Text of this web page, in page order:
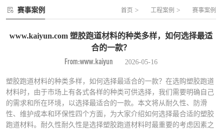
赛事案例 首页 > 工程案例 > 赛事案例
www.kaiyun.com 塑胶跑道材料的种类多样，如何选择最适
合的一款？
From:www.kaiyun 2026-05-16
塑胶跑道材料的种类多样，如何选择最适合的一款？在选购塑胶跑道
材料时，由于市场上有各式各样的种类可供选择，我们需要明确自己
的需求和所在环境，以选择最适合的一款。本文将从耐久性、防滑
性、维护成本和环保性四个方面，为大家介绍如何选择最合适的塑胶
跑道材料。耐久性耐久性是选择塑胶跑道材料时最重要的考虑因素之